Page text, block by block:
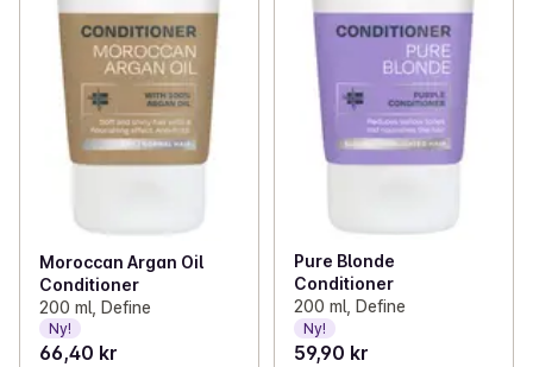
Moroccan Argan Oil
Conditioner
200 ml, Define
Ny!
66,40 kr
Pure Blonde
Conditioner
200 ml, Define
Ny!
59,90 kr